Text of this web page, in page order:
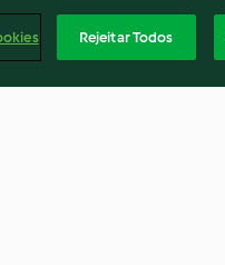
Rejeitar Todos